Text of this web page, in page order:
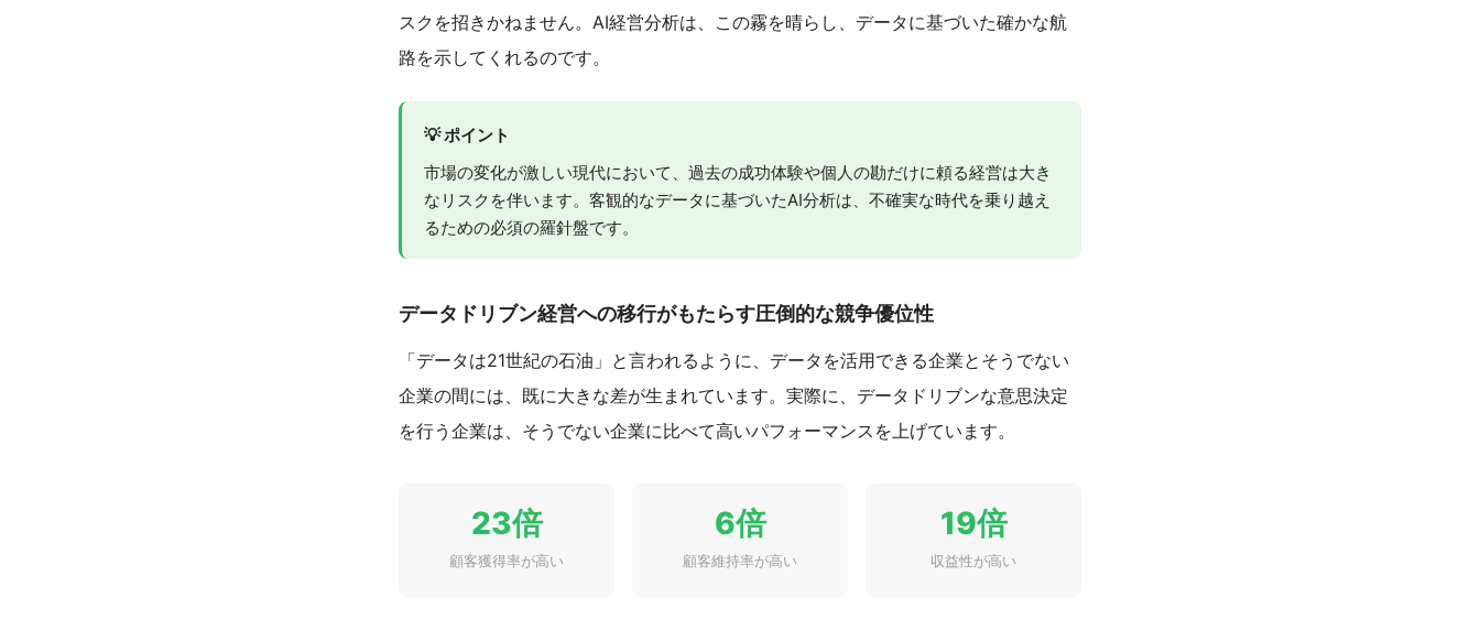
スクを招きかねません。AI経営分析は、この霧を晴らし、データに基づいた確かな航
路を示してくれるのです。
💡 ポイント
市場の変化が激しい現代において、過去の成功体験や個人の勘だけに頼る経営は大き
なリスクを伴います。客観的なデータに基づいたAI分析は、不確実な時代を乗り越え
るための必須の羅針盤です。
データドリブン経営への移行がもたらす圧倒的な競争優位性
「データは21世紀の石油」と言われるように、データを活用できる企業とそうでない
企業の間には、既に大きな差が生まれています。実際に、データドリブンな意思決定
を行う企業は、そうでない企業に比べて高いパフォーマンスを上げています。
23倍
顧客獲得率が高い
6倍
顧客維持率が高い
19倍
収益性が高い